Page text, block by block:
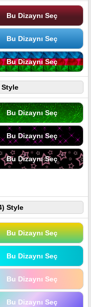
Bu Dizaynı Seç
Bu Dizaynı Seç
Bu Dizaynı Seç
Style
Bu Dizaynı Seç
Bu Dizaynı Seç
Bu Dizaynı Seç
Style
Bu Dizaynı Seç
Bu Dizaynı Seç
Bu Dizaynı Seç
Bu Dizaynı Seç